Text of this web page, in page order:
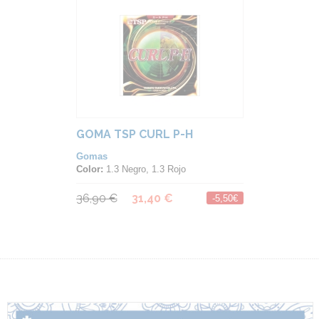
GOMA TSP CURL P-H
Gomas
Color: 1.3 Negro, 1.3 Rojo
36,90 € 31,40 € -5,50€